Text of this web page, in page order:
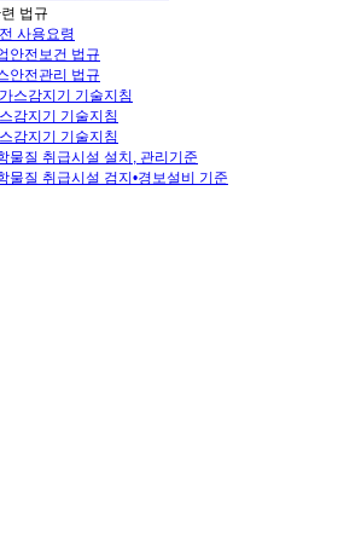
법규
사용요령
안전보건 법규
안전관리 법규
스감지기 기술지침
감지기 기술지침
감지기 기술지침
물질 취급시설 설치, 관리기준
물질 취급시설 검지•경보설비 기준